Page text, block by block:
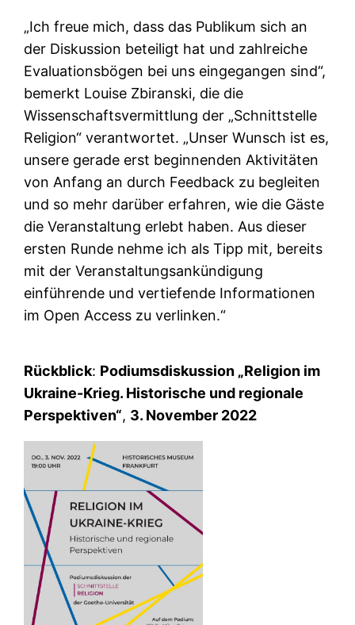
„Ich freue mich, dass das Publikum sich an
der Diskussion beteiligt hat und zahlreiche
Evaluationsbögen bei uns eingegangen sind“,
bemerkt Louise Zbiranski, die die
Wissenschaftsvermittlung der „Schnittstelle
Religion“ verantwortet. „Unser Wunsch ist es,
unsere gerade erst beginnenden Aktivitäten
von Anfang an durch Feedback zu begleiten
und so mehr darüber erfahren, wie die Gäste
die Veranstaltung erlebt haben. Aus dieser
ersten Runde nehme ich als Tipp mit, bereits
mit der Veranstaltungsankündigung
einführende und vertiefende Informationen
im Open Access zu verlinken.“
Rückblick: Podiumsdiskussion „Religion im
Ukraine-Krieg. Historische und regionale
Perspektiven“, 3. November 2022